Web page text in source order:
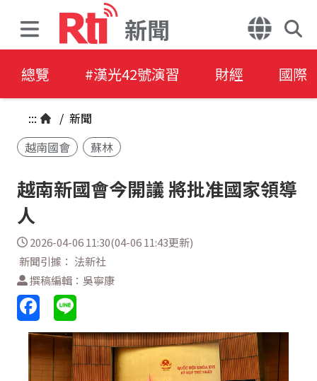
新聞
總覽 #漢光42號演習 財經 國際
::: / 新聞
越南國會
蘇林
越南新國會今開議 將批准國家領導
人
2026-04-06 11:30(04-06 11:43更新)
新聞引據： 法新社
撰稿編輯：吳寧康